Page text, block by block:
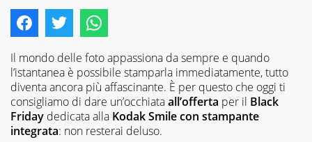
Il mondo delle foto appassiona da sempre e quando
l’istantanea è possibile stamparla immediatamente, tutto
diventa ancora più affascinante. È per questo che oggi ti
consigliamo di dare un’occhiataall’offerta per il Black
Friday dedicata alla Kodak Smilecon stampante
integrata: non resterai deluso.